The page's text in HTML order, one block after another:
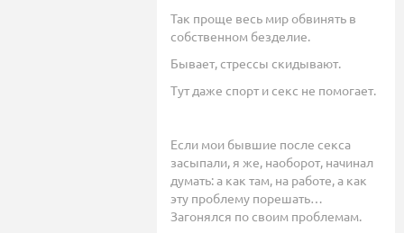
Так проще весь мир обвинять в
собственном безделие.
Бывает, стрессы скидывают.
Тут даже спорт и секс не помогает.
Если мои бывшие после секса
засыпали, я же, наоборот, начинал
думать: а как там, на работе, а как
эту проблему порешать…
Загонялся по своим проблемам.